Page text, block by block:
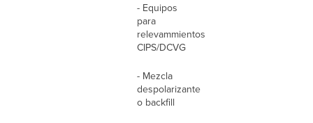
- Equipos
para
relevammientos
CIPS/DCVG
- Mezcla
despolarizante
o backfill